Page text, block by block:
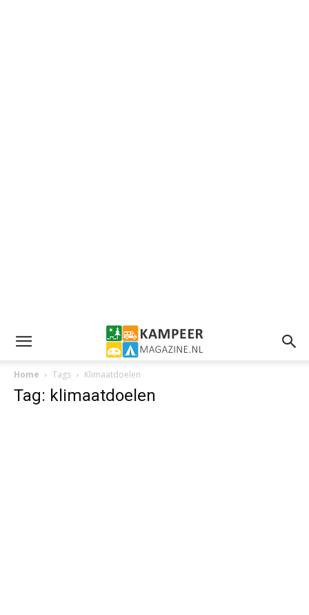
Home Tags Klimaatdoelen
Tag: klimaatdoelen